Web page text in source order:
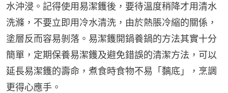
水沖浸。記得使用易潔鑊後，要待溫度稍降才用清水
洗滌，不要立即用冷水清洗，由於熱脹冷縮的關係，
塗層反而容易剝落。易潔鑊開鍋養鍋的方法其實十分
簡單，定期保養易潔鑊及避免錯誤的清潔方法，可以
延長易潔鑊的壽命，煮食時食物不易「黐底」，烹調
更得心應手。